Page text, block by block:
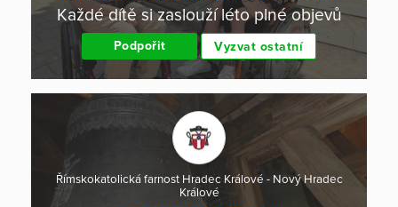
Každé dítě si zaslouží léto plné objevů
Podpořit Vyzvat ostatní
Římskokatolická farnost Hradec Králové - Nový Hradec
Králové